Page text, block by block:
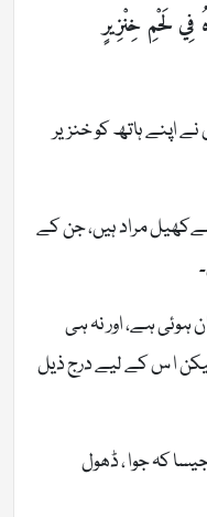
فِي لَحْمِ خِنْزِيرٍ
اپنے ہاتھ کو خنزیر
مراد ہیں، جن کے
ہے، اور نہ ہی
ا س کے لیے درج ذیل
کہ جوا ، ڈھول